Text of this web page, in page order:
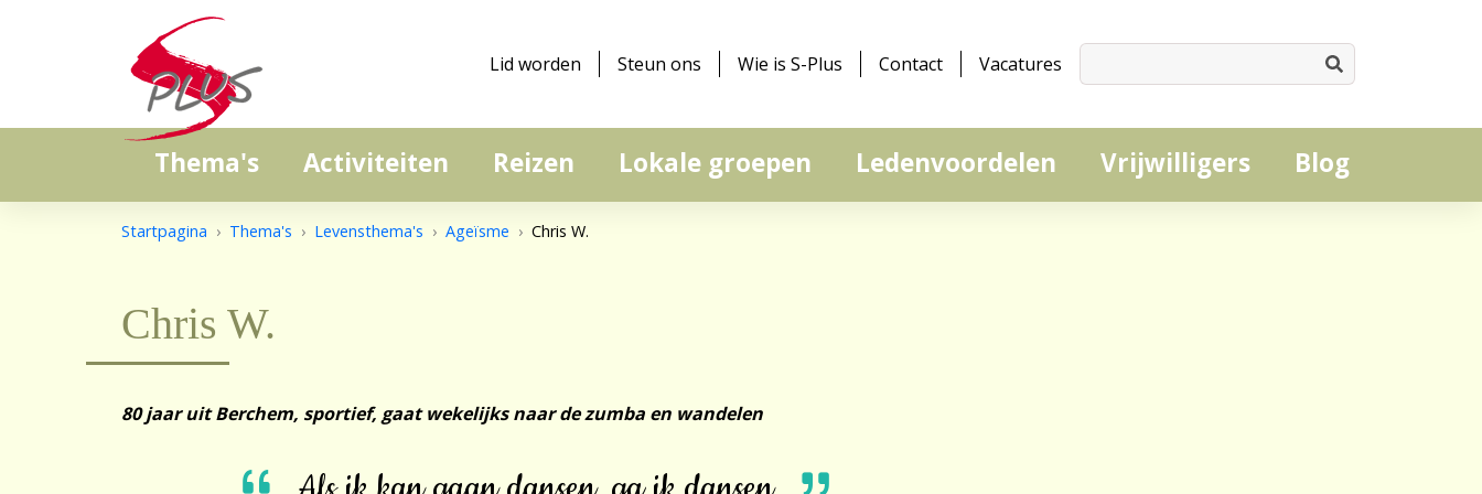
Lid worden Steun ons Wie is S-Plus Contact Vacatures
Thema's Activiteiten Reizen Lokale groepen Ledenvoordelen Vrijwilligers Blog
Startpagina Thema's Levensthema's Ageïsme Chris W.
Chris W.
80 jaar uit Berchem, sportief, gaat wekelijks naar de zumba en wandelen